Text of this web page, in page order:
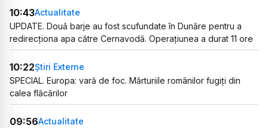
10:43Actualitate
UPDATE. Două barje au fost scufundate în Dunăre pentru a
redirecționa apa către Cernavodă. Operațiunea a durat 11 ore
10:22Știri Externe
SPECIAL. Europa: vară de foc. Mărturiile românilor fugiți din
calea flăcărilor
09:56Actualitate